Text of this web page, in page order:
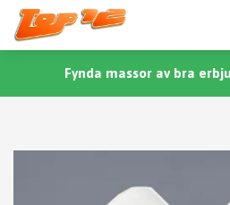
Fynda massor av bra